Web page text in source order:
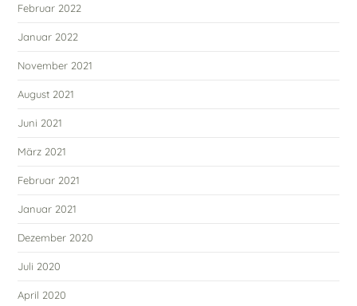
Februar 2022
Januar 2022
November 2021
August 2021
Juni 2021
März 2021
Februar 2021
Januar 2021
Dezember 2020
Juli 2020
April 2020